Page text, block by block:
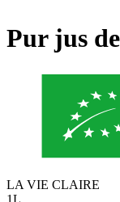
Pur jus
LA VIE CLAIRE
1L